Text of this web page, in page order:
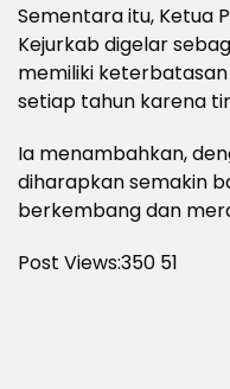
Sementara itu, Ketua
Kejurkab digelar
memiliki
setiap tahun karena
Ia menambahkan,
diharapkan semakin
berkembang dan
Post Views:350 51